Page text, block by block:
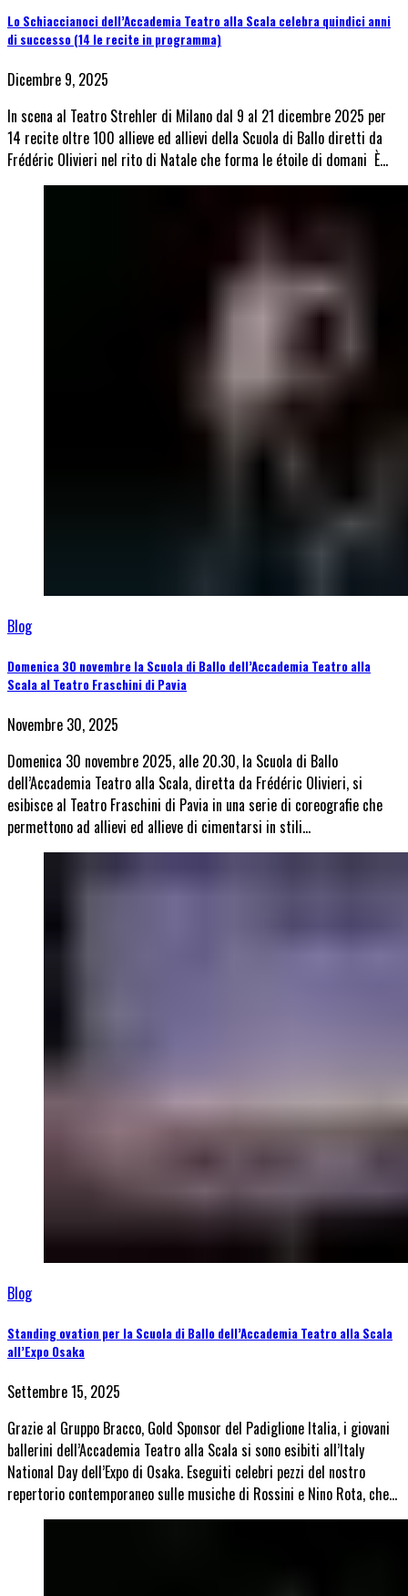
Lo Schiaccianoci dell’Accademia Teatro alla Scala celebra quindici anni
di successo (14 le recite in programma)
Dicembre 9, 2025
In scena al Teatro Strehler di Milano dal 9 al 21 dicembre 2025 per
14 recite oltre 100 allieve ed allievi della Scuola di Ballo diretti da
Frédéric Olivieri nel rito di Natale che forma le étoile di domani È…
Blog
Domenica 30 novembre la Scuola di Ballo dell’Accademia Teatro alla
Scala al Teatro Fraschini di Pavia
Novembre 30, 2025
Domenica 30 novembre 2025, alle 20.30, la Scuola di Ballo
dell’Accademia Teatro alla Scala, diretta da Frédéric Olivieri, si
esibisce al Teatro Fraschini di Pavia in una serie di coreografie che
permettono ad allievi ed allieve di cimentarsi in stili…
Blog
Standing ovation per la Scuola di Ballo dell’Accademia Teatro alla Scala
all’Expo Osaka
Settembre 15, 2025
Grazie al Gruppo Bracco, Gold Sponsor del Padiglione Italia, i giovani
ballerini dell’Accademia Teatro alla Scala si sono esibiti all’Italy
National Day dell’Expo di Osaka. Eseguiti celebri pezzi del nostro
repertorio contemporaneo sulle musiche di Rossini e Nino Rota, che…